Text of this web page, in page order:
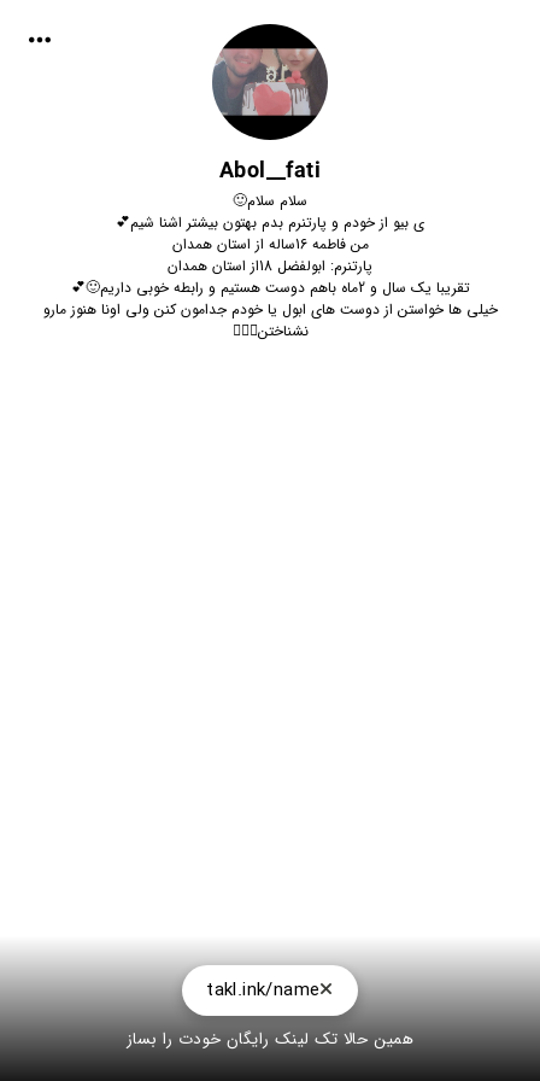
Abol__fati
سلام سلام🙂
ی بیو از خودم و پارتنرم بدم بهتون بیشتر اشنا شیم💕
من فاطمه 16ساله از استان همدان
پارتنرم: ابولفضل 18از استان همدان
تقریبا یک سال و 2ماه باهم دوست هستیم و رابطه خوبی داریم🙂💕
خیلی ها خواستن از دوست های ابول یا خودم جدامون کنن ولی اونا هنوز مارو
نشناختن✌🏻🤣
takl.ink/name
همین حالا تک لینک رایگان خودت را بساز